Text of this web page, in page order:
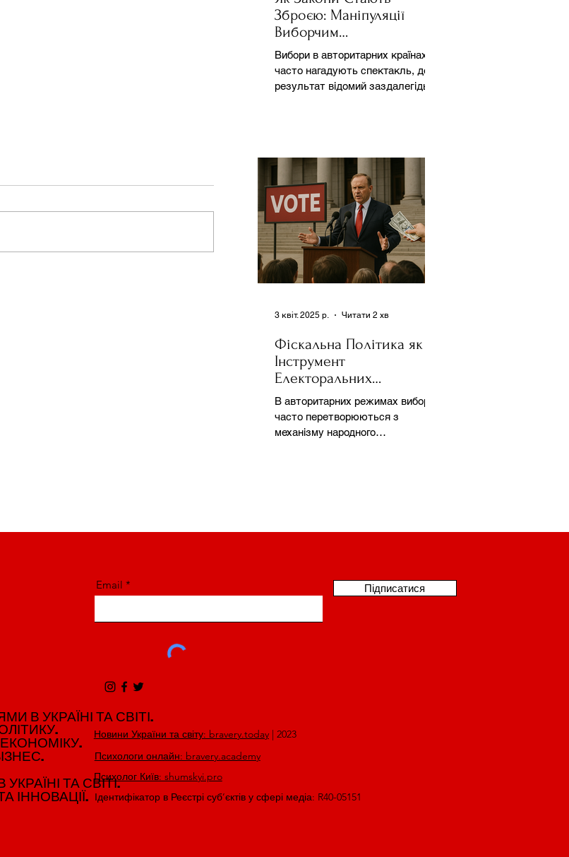
Зброєю: Маніпуляції
Виборчим
Законодавством в
Автократіях
Вибори в авторитарних країнах
часто нагадують спектакль, де
результат відомий заздалегідь.
Фіскальна Політика як
Інструмент
Електоральних
Маніпуляцій в
Автократіях
В авторитарних режимах вибори
часто перетворюються з
механізму народного
3 квіт. 2025 р. Читати 2 хв
В УКРАЇНІ ТА СВІТІ.
ТА СВІТІ.
ІННОВАЦІЇ.
В УКРАЇНІ ТА СВІТІ.
ТА СВІТІ.
ІННОВАЦІЇ.
Email Підписатися
Новини України та світу: bravery.today| 2023
Психологи онлайн: bravery.academy
Психолог Київ: shumskyi.pro
Ідентифікатор в Реєстрі суб’єктів у сфері медіа: R40-05151